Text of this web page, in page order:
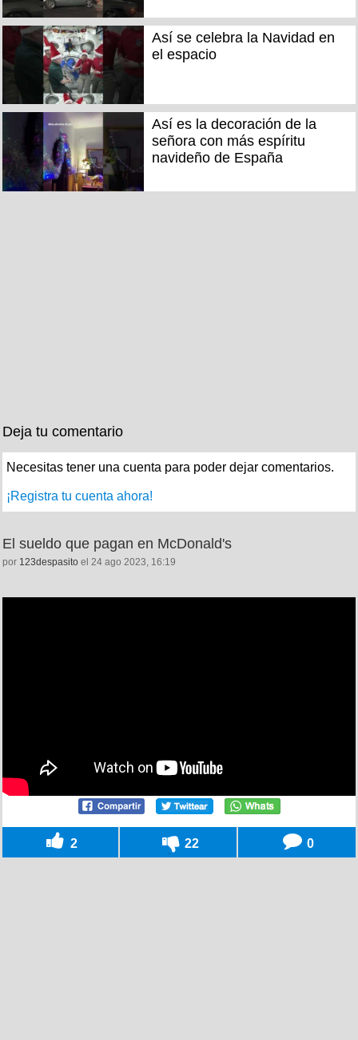
Así se celebra la Navidad en
el espacio
Así es la decoración de la
señora con más espíritu
navideño de España
Deja tu comentario
Necesitas tener una cuenta para poder dejar comentarios.
¡Registra tu cuenta ahora!
El sueldo que pagan en McDonald's
por 123despasito el 24 ago 2023, 16:19
2 22 0